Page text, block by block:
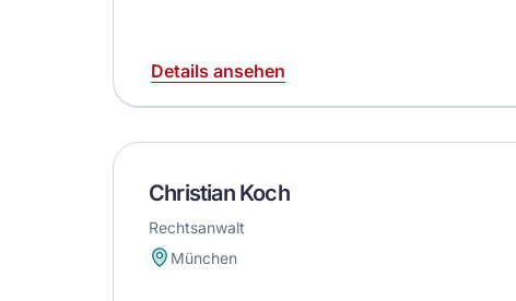
Details ansehen
Christian Koch
Rechtsanwalt
München